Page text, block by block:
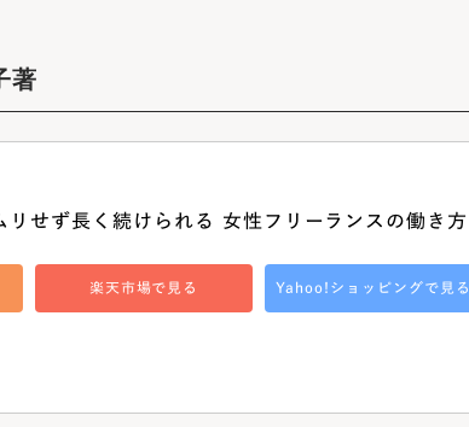
著
リせず長く続けられる 女性フリーランスの働き方
楽天市場で見る Yahoo!ショッピングで見る